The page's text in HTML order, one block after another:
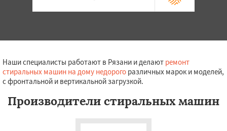
Наши специалисты работают в Рязани и делают ремонт
стиральных машин на дому недорого различных марок и моделей,
с фронтальной и вертикальной загрузкой.
Производители стиральных машин